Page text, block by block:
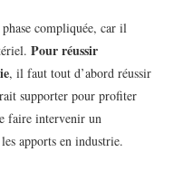
compliquée, car il
Pour réussir
, il faut tout d’abord réussir
supporter pour profiter
faire intervenir un
apports en industrie.